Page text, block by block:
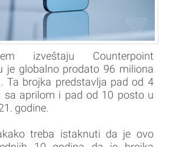
izveštaju Counterpoint
je globalno prodato 96 miliona
Ta brojka predstavlja pad od 4
sa aprilom i pad od 10 posto u
godine.
treba istaknuti da je ovo